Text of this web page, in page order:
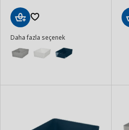
Ekle
Daha fazla seçenek